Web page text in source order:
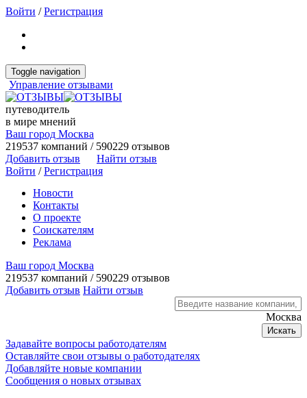
Войти /Регистрация
Toggle navigation
Управление отзывами
путеводитель
в мире мнений
Ваш город Москва
219537 компаний / 590229 отзывов
Добавить отзыв
Найти отзыв
Войти /Регистрация
Новости
Контакты
О проекте
Соискателям
Реклама
Ваш город Москва
219537 компаний / 590229 отзывов
Добавить отзыв Найти отзыв
Москва
Искать
Задавайте вопросы работодателям
Оставляйте свои отзывы о работодателях
Добавляйте новые компании
Сообщения о новых отзывах